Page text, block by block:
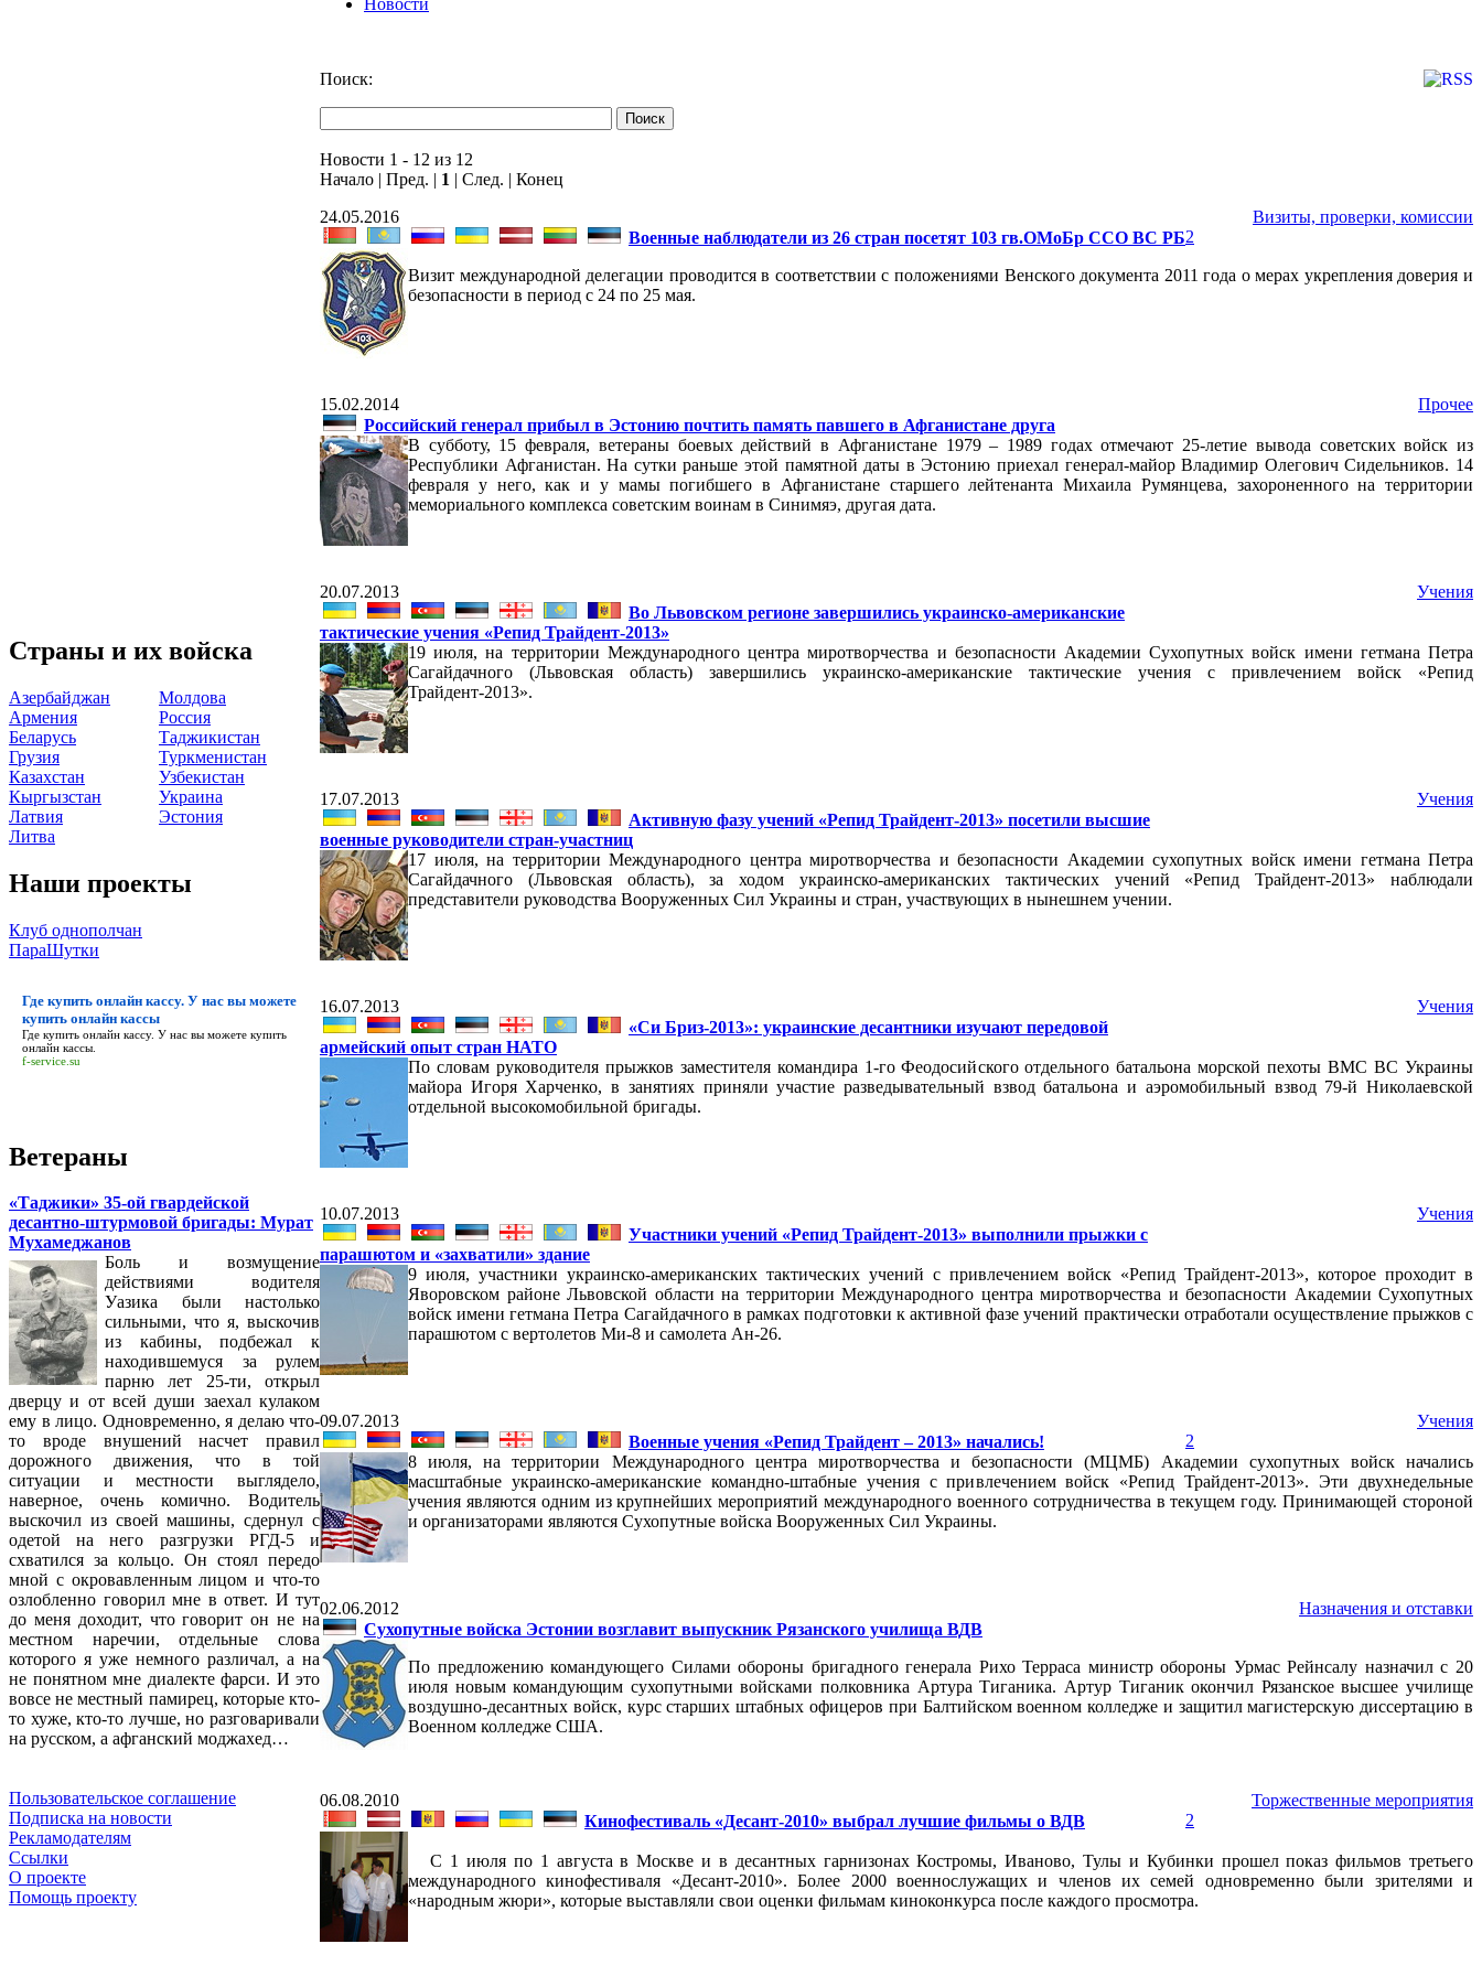
Страны и их войска
Азербайджан
Армения
Беларусь
Грузия
Казахстан
Кыргызстан
Латвия
Литва
Молдова
Россия
Таджикистан
Туркменистан
Узбекистан
Украина
Эстония
Наши проекты
Клуб однополчан
ПараШутки
Где купить онлайн кассу. У нас вы можете
купить онлайн кассы
Где купить онлайн кассу. У нас вы можете купить
онлайн кассы.
f-service.su
Ветераны
«Таджики» 35-ой гвардейской
десантно-штурмовой бригады: Мурат
Мухамеджанов
Боль и возмущение
действиями водителя
Уазика были настолько
сильными, что я, выскочив
из кабины, подбежал к
находившемуся за рулем
парню лет 25-ти, открыл
дверцу и от всей души заехал кулаком
ему в лицо. Одновременно, я делаю что-
то вроде внушений насчет правил
дорожного движения, что в той
ситуации и местности выглядело,
наверное, очень комично. Водитель
выскочил из своей машины, сдернул с
одетой на него разгрузки РГД-5 и
схватился за кольцо. Он стоял передо
мной с окровавленным лицом и что-то
озлобленно говорил мне в ответ. И тут
до меня доходит, что говорит он не на
местном наречии, отдельные слова
которого я уже немного различал, а на
не понятном мне диалекте фарси. И это
вовсе не местный памирец, которые кто-
то хуже, кто-то лучше, но разговаривали
на русском, а афганский моджахед…
Пользовательское соглашение
Подписка на новости
Рекламодателям
Ссылки
О проекте
Помощь проекту
Новости
Поиск:
Новости 1 - 12 из 12
Начало | Пред. | 1 | След. | Конец
24.05.2016
Визиты, проверки, комиссии
Военные наблюдатели из 26 стран посетят 103 гв.ОМоБр ССО ВС РБ2
Визит международной делегации проводится в соответствии с положениями Венского документа 2011 года о мерах укрепления доверия и
безопасности в период с 24 по 25 мая.
15.02.2014
Прочее
Российский генерал прибыл в Эстонию почтить память павшего в Афганистане друга
В субботу, 15 февраля, ветераны боевых действий в Афганистане 1979 – 1989 годах отмечают 25-летие вывода советских войск из
Республики Афганистан. На сутки раньше этой памятной даты в Эстонию приехал генерал-майор Владимир Олегович Сидельников. 14
февраля у него, как и у мамы погибшего в Афганистане старшего лейтенанта Михаила Румянцева, захороненного на территории
мемориального комплекса советским воинам в Синимяэ, другая дата.
20.07.2013
Учения
Во Львовском регионе завершились украинско-американские
тактические учения «Репид Трайдент-2013»
19 июля, на территории Международного центра миротворчества и безопасности Академии Сухопутных войск имени гетмана Петра
Сагайдачного (Львовская область) завершились украинско-американские тактические учения с привлечением войск «Репид
Трайдент-2013».
17.07.2013
Учения
Активную фазу учений «Репид Трайдент-2013» посетили высшие
военные руководители стран-участниц
17 июля, на территории Международного центра миротворчества и безопасности Академии сухопутных войск имени гетмана Петра
Сагайдачного (Львовская область), за ходом украинско-американских тактических учений «Репид Трайдент-2013» наблюдали
представители руководства Вооруженных Сил Украины и стран, участвующих в нынешнем учении.
16.07.2013
Учения
«Си Бриз-2013»: украинские десантники изучают передовой
армейский опыт стран НАТО
По словам руководителя прыжков заместителя командира 1-го Феодосийского отдельного батальона морской пехоты ВМС ВС Украины
майора Игоря Харченко, в занятиях приняли участие разведывательный взвод батальона и аэромобильный взвод 79-й Николаевской
отдельной высокомобильной бригады.
10.07.2013
Учения
Участники учений «Репид Трайдент-2013» выполнили прыжки с
парашютом и «захватили» здание
9 июля, участники украинско-американских тактических учений с привлечением войск «Репид Трайдент-2013», которое проходит в
Яворовском районе Львовской области на территории Международного центра миротворчества и безопасности Академии Сухопутных
войск имени гетмана Петра Сагайдачного в рамках подготовки к активной фазе учений практически отработали осуществление прыжков с
парашютом с вертолетов Ми-8 и самолета Ан-26.
09.07.2013
Учения
Военные учения «Репид Трайдент – 2013» начались!
2
8 июля, на территории Международного центра миротворчества и безопасности (МЦМБ) Академии сухопутных войск начались
масштабные украинско-американские командно-штабные учения с привлечением войск «Репид Трайдент-2013». Эти двухнедельные
учения являются одним из крупнейших мероприятий международного военного сотрудничества в текущем году. Принимающей стороной
и организаторами являются Сухопутные войска Вооруженных Сил Украины.
02.06.2012
Назначения и отставки
Сухопутные войска Эстонии возглавит выпускник Рязанского училища ВДВ
По предложению командующего Силами обороны бригадного генерала Рихо Терраса министр обороны Урмас Рейнсалу назначил с 20
июля новым командующим сухопутными войсками полковника Артура Тиганика. Артур Тиганик окончил Рязанское высшее училище
воздушно-десантных войск, курс старших штабных офицеров при Балтийском военном колледже и защитил магистерскую диссертацию в
Военном колледже США.
06.08.2010
Торжественные мероприятия
Кинофестиваль «Десант-2010» выбрал лучшие фильмы о ВДВ
2
С 1 июля по 1 августа в Москве и в десантных гарнизонах Костромы, Иваново, Тулы и Кубинки прошел показ фильмов третьего
международного кинофестиваля «Десант-2010». Более 2000 военнослужащих и членов их семей одновременно были зрителями и
«народным жюри», которые выставляли свои оценки фильмам киноконкурса после каждого просмотра.